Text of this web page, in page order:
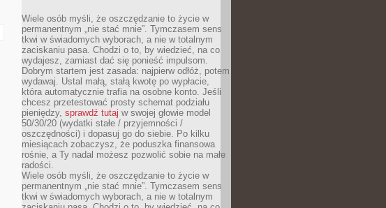
Wiele osób myśli, że oszczędzanie to życie w
permanentnym „nie stać mnie”. Tymczasem sens
tkwi w świadomych wyborach, a nie w totalnym
zaciskaniu pasa. Chodzi o to, by wiedzieć, na co
wydajesz, zamiast dać się ponieść impulsom.
Dobrym startem jest zasada: najpierw odłóż, potem
wydawaj. Ustal małą, stałą kwotę po wypłacie,
która automatycznie trafia na osobne konto. Jeśli
chcesz przetestować prosty schemat podziału
pieniędzy, sprawdź tutaj w swojej głowie model
50/30/20 (wydatki stałe / przyjemności /
oszczędności) i dopasuj go do siebie. Po kilku
miesiącach zobaczysz, że poduszka finansowa
rośnie, a Ty nadal możesz pozwolić sobie na małe
radości.
Wiele osób myśli, że oszczędzanie to życie w
permanentnym „nie stać mnie”. Tymczasem sens
tkwi w świadomych wyborach, a nie w totalnym